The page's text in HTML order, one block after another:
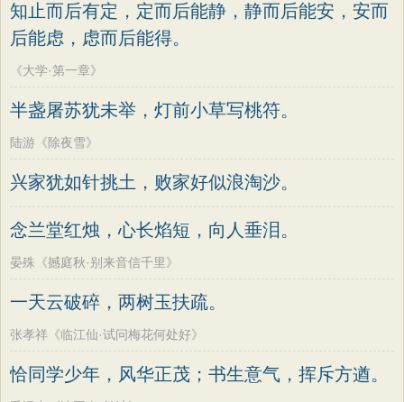
知止而后有定，定而后能静，静而后能安，安而
后能虑，虑而后能得。
《大学·第一章》
半盏屠苏犹未举，灯前小草写桃符。
陆游《除夜雪》
兴家犹如针挑土，败家好似浪淘沙。
念兰堂红烛，心长焰短，向人垂泪。
晏殊《撼庭秋·别来音信千里》
一天云破碎，两树玉扶疏。
张孝祥《临江仙·试问梅花何处好》
恰同学少年，风华正茂；书生意气，挥斥方遒。